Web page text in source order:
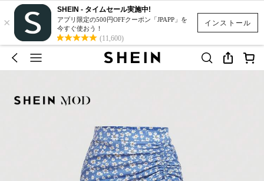
インストール
×
SHEIN - タイムセール実施中!
アプリ限定の500円OFFクーポン「JPAPP」を
今すぐ使おう！
(11,600)